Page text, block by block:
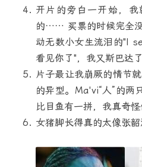
开片的旁白一开始，
的…… 买票的时候完全
动无数小女生流泪的"I
看见你了"，我又斯巴达
片子最让我崩厥的情节
的异型。Ma'vi“人”的两
比目鱼有一拼，我真奇
女猪脚长得真的太像张韶